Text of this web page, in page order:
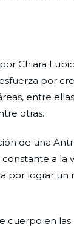
Chiara
por
entre
otras.
de una
a la
por lograr un
cuerpo en las